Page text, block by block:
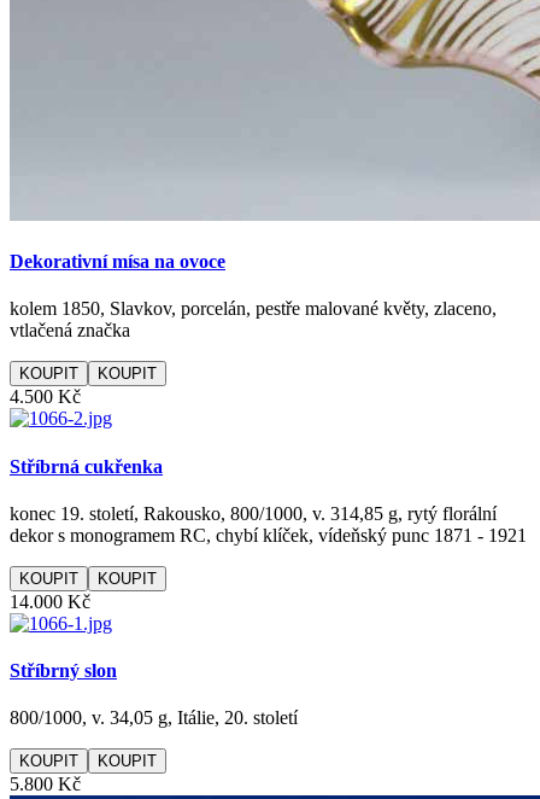
Dekorativní mísa na ovoce
kolem 1850, Slavkov, porcelán, pestře malované květy, zlaceno,
vtlačená značka
KOUPIT
4.500 Kč
Stříbrná cukřenka
konec 19. století, Rakousko, 800/1000, v. 314,85 g, rytý florální
dekor s monogramem RC, chybí klíček, vídeňský punc 1871 - 1921
KOUPIT
14.000 Kč
Stříbrný slon
800/1000, v. 34,05 g, Itálie, 20. století
KOUPIT
5.800 Kč